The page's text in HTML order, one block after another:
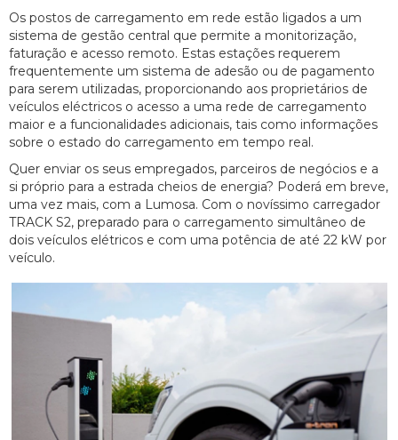
Os postos de carregamento em rede estão ligados a um
sistema de gestão central que permite a monitorização,
faturação e acesso remoto. Estas estações requerem
frequentemente um sistema de adesão ou de pagamento
para serem utilizadas, proporcionando aos proprietários de
veículos eléctricos o acesso a uma rede de carregamento
maior e a funcionalidades adicionais, tais como informações
sobre o estado do carregamento em tempo real.
Quer enviar os seus empregados, parceiros de negócios e a
si próprio para a estrada cheios de energia? Poderá em breve,
uma vez mais, com a Lumosa. Com o novíssimo carregador
TRACK S2, preparado para o carregamento simultâneo de
dois veículos elétricos e com uma potência de até 22 kW por
veículo.